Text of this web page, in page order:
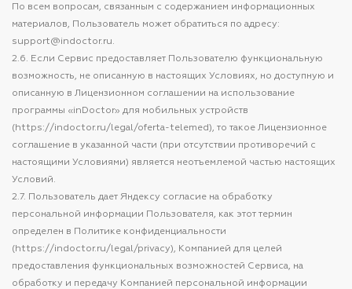
По всем вопросам, связанным с содержанием информационных
материалов, Пользователь может обратиться по адресу:
support@indoctor.ru.
2.6. Если Сервис предоставляет Пользователю функциональную
возможность, не описанную в настоящих Условиях, но доступную и
описанную в Лицензионном соглашении на использование
программы «inDoctor» для мобильных устройств
(https://indoctor.ru/legal/oferta-telemed), то такое Лицензионное
соглашение в указанной части (при отсутствии противоречий с
настоящими Условиями) является неотъемлемой частью настоящих
Условий.
2.7. Пользователь дает Яндексу согласие на обработку
персональной информации Пользователя, как этот термин
определен в Политике конфиденциальности
(https://indoctor.ru/legal/privacy), Компанией для целей
предоставления функциональных возможностей Сервиса, на
обработку и передачу Компанией персональной информации